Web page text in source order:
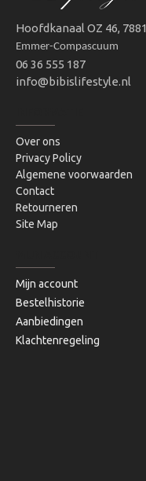
Hoofdkanaal OZ 46,
Emmer-Compascuum
06 36 555 187
info@bibislifestyle.nl
Over ons
Privacy Policy
Algemene voorwaarden
Contact
Retourneren
Site Map
Mijn account
Bestelhistorie
Aanbiedingen
Klachtenregeling